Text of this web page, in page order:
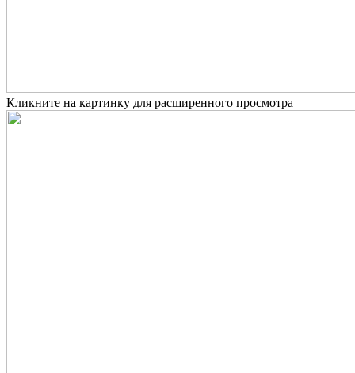
Кликните на картинку для расширенного просмотра